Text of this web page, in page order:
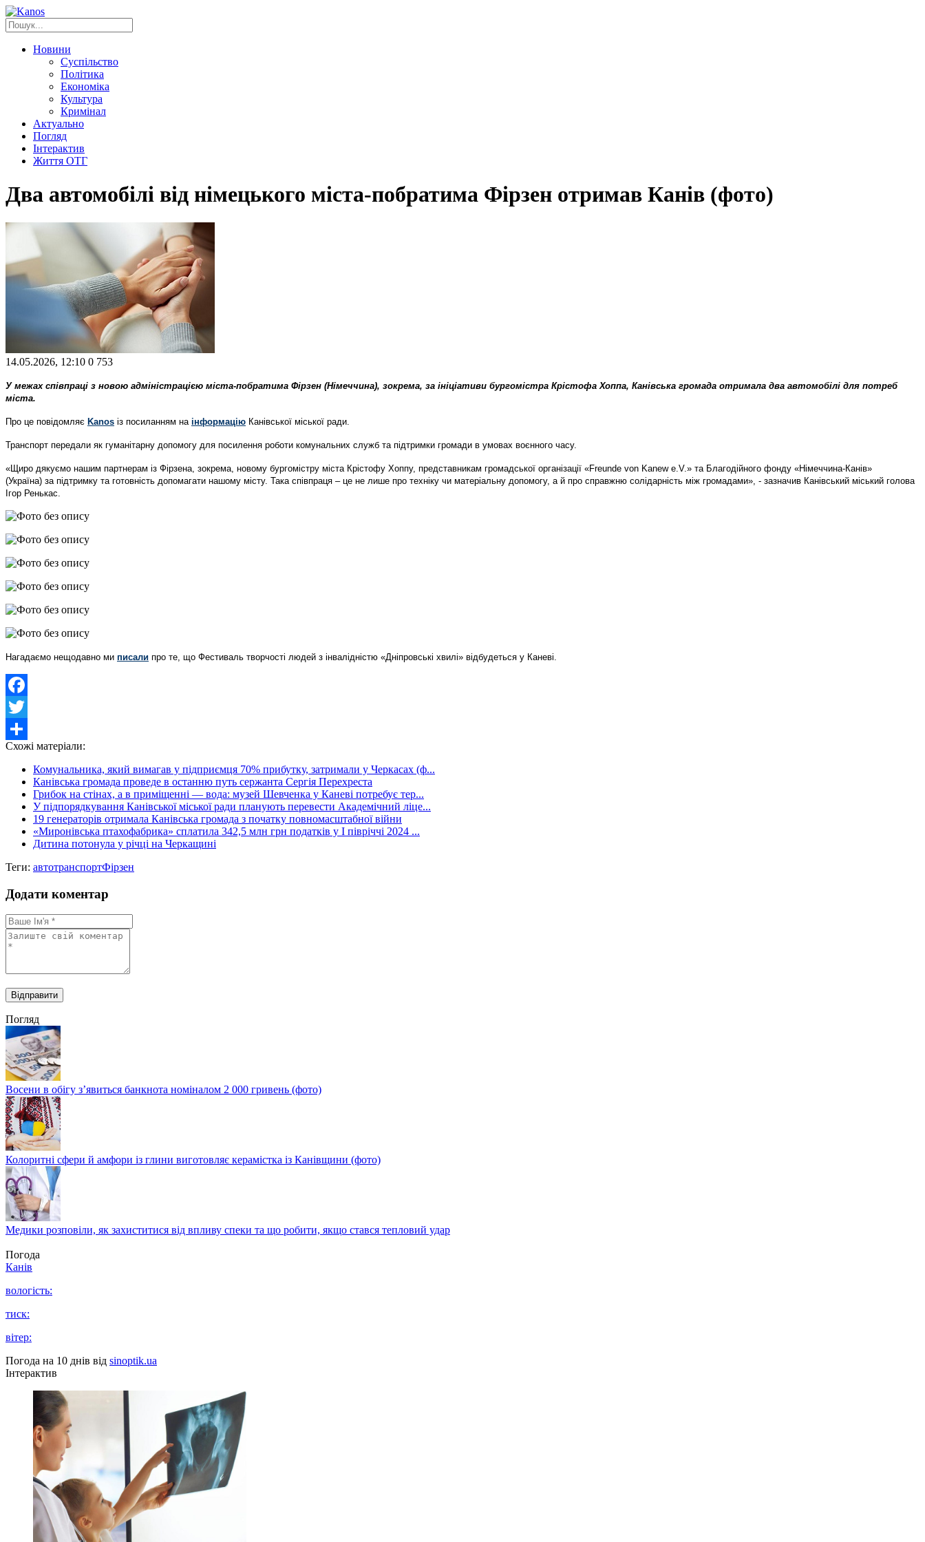
Новини
Суспільство
Політика
Економіка
Культура
Кримінал
Актуально
Погляд
Інтерактив
Життя ОТГ
Два автомобілі від німецького міста-побратима Фірзен отримав Канів (фото)
14.05.2026, 12:10 0 753
У межах співпраці з новою адміністрацією міста-побратима Фірзен (Німеччина), зокрема, за ініціативи бургомістра Крістофа Хоппа, Канівська громада отримала два автомобілі для потреб
міста.
Про це повідомляє Kanos із посиланням на інформацію Канівської міської ради.
Транспорт передали як гуманітарну допомогу для посилення роботи комунальних служб та підтримки громади в умовах воєнного часу.
«Щиро дякуємо нашим партнерам із Фірзена, зокрема, новому бургомістру міста Крістофу Хоппу, представникам громадської організації «Freunde von Kanew e.V.» та Благодійного фонду «Німеччина-Канів»
(Україна) за підтримку та готовність допомагати нашому місту. Така співпраця – це не лише про техніку чи матеріальну допомогу, а й про справжню солідарність між громадами», - зазначив Канівський міський голова
Ігор Ренькас.
Нагадаємо нещодавно ми писали про те, що Фестиваль творчості людей з інвалідністю «Дніпровські хвилі» відбудеться у Каневі.
Facebook
Twitter
Share
Схожі матеріали:
Комунальника, який вимагав у підприємця 70% прибутку, затримали у Черкасах (ф...
Канівська громада проведе в останню путь сержанта Сергія Перехреста
Грибок на стінах, а в приміщенні — вода: музей Шевченка у Каневі потребує тер...
У підпорядкування Канівської міської ради планують перевести Академічний ліце...
19 генераторів отримала Канівська громада з початку повномасштабної війни
«Миронівська птахофабрика» сплатила 342,5 млн грн податків у I півріччі 2024 ...
Дитина потонула у річці на Черкащині
Теги: автотранспортФірзен
Додати коментар
Погляд
Восени в обігу з’явиться банкнота номіналом 2 000 гривень (фото)
Колоритні сфери й амфори із глини виготовляє керамістка із Канівщини (фото)
Медики розповіли, як захиститися від впливу спеки та що робити, якщо стався тепловий удар
Погода
Канів
вологість:
тиск:
вітер:
Погода на 10 днів від sinoptik.ua
Інтерактив